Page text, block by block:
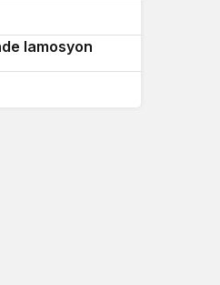
lamosyon